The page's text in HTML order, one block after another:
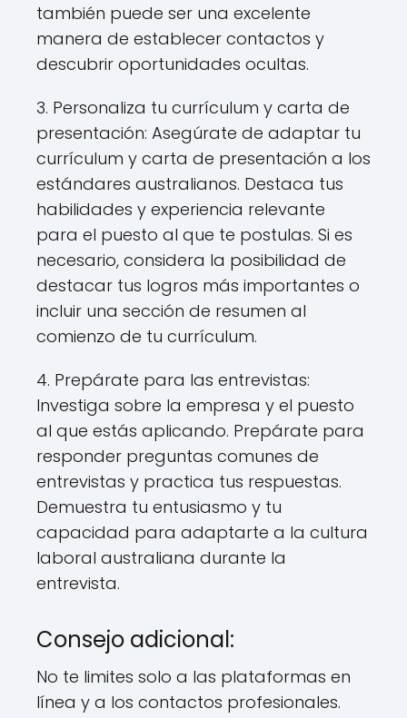
también puede ser una excelente
manera de establecer contactos y
descubrir oportunidades ocultas.
3. Personaliza tu currículum y carta de
presentación: Asegúrate de adaptar tu
currículum y carta de presentación a los
estándares australianos. Destaca tus
habilidades y experiencia relevante
para el puesto al que te postulas. Si es
necesario, considera la posibilidad de
destacar tus logros más importantes o
incluir una sección de resumen al
comienzo de tu currículum.
4. Prepárate para las entrevistas:
Investiga sobre la empresa y el puesto
al que estás aplicando. Prepárate para
responder preguntas comunes de
entrevistas y practica tus respuestas.
Demuestra tu entusiasmo y tu
capacidad para adaptarte a la cultura
laboral australiana durante la
entrevista.
Consejo adicional:
No te limites solo a las plataformas en
línea y a los contactos profesionales.